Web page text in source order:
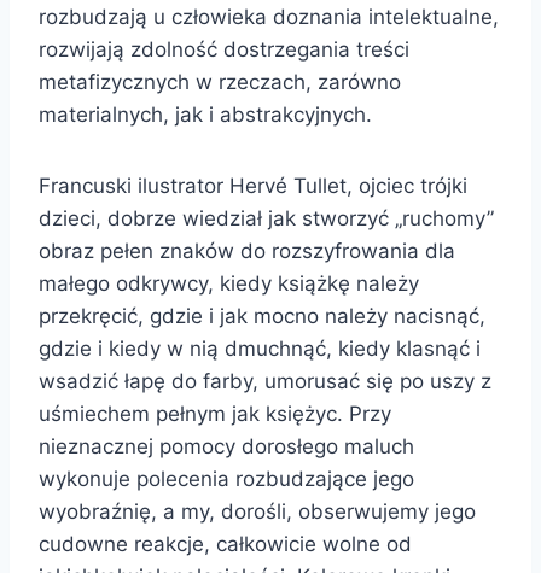
rozbudzają u człowieka doznania intelektualne,
rozwijają zdolność dostrzegania treści
metafizycznych w rzeczach, zarówno
materialnych, jak i abstrakcyjnych.
Francuski ilustrator Hervé Tullet, ojciec trójki
dzieci, dobrze wiedział jak stworzyć „ruchomy”
obraz pełen znaków do rozszyfrowania dla
małego odkrywcy, kiedy książkę należy
przekręcić, gdzie i jak mocno należy nacisnąć,
gdzie i kiedy w nią dmuchnąć, kiedy klasnąć i
wsadzić łapę do farby, umorusać się po uszy z
uśmiechem pełnym jak księżyc. Przy
nieznacznej pomocy dorosłego maluch
wykonuje polecenia rozbudzające jego
wyobraźnię, a my, dorośli, obserwujemy jego
cudowne reakcje, całkowicie wolne od